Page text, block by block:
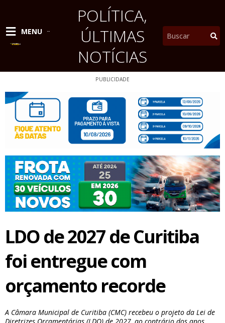
conteúdo
MENU
POLÍTICA,
ÚLTIMAS
NOTÍCIAS
Pesquisar
PUBLICIDADE
LDO de 2027 de Curitiba
foi entregue com
orçamento recorde
A Câmara Municipal de Curitiba (CMC) recebeu o projeto da Lei de